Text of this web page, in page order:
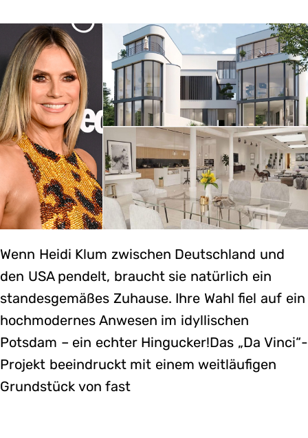
Wenn Heidi Klum zwischen Deutschland und
den USA pendelt, braucht sie natürlich ein
standesgemäßes Zuhause. Ihre Wahl fiel auf ein
hochmodernes Anwesen im idyllischen
Potsdam – ein echter Hingucker!Das „Da Vinci“-
Projekt beeindruckt mit einem weitläufigen
Grundstück von fast